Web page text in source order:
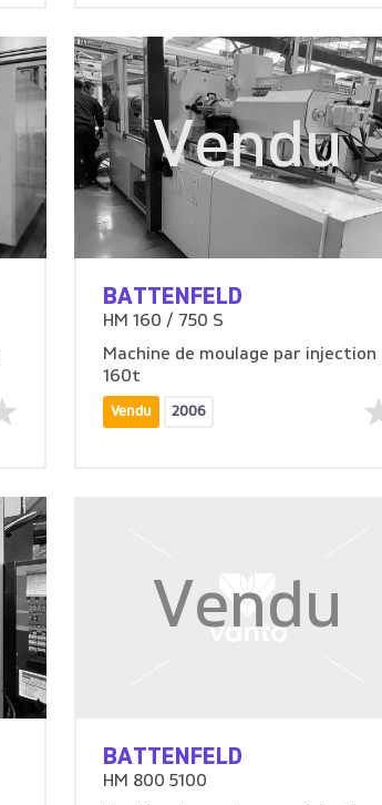
Vendu
BATTENFELD
HM 160 / 750 S
Machine de moulage par injection
160t
Vendu 2006
Vendu
BATTENFELD
HM 800 5100